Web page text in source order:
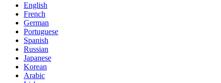
English
French
German
Portuguese
Spanish
Russian
Japanese
Korean
Arabic